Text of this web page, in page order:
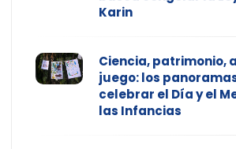
Karin
Ciencia, patrimonio,
juego: los
celebrar el Día y el
las Infancias